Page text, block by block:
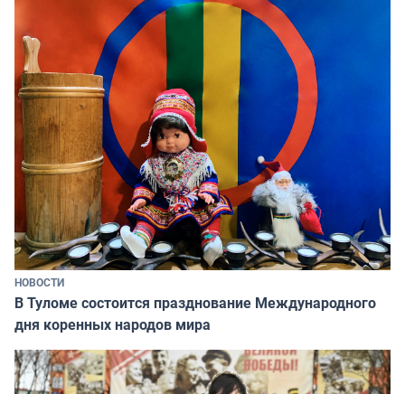
НОВОСТИ
В Туломе состоится празднование Международного
дня коренных народов мира